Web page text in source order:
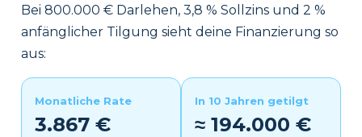
Bei 800.000 € Darlehen, 3,8 % Sollzins und 2 %
anfänglicher Tilgung sieht deine Finanzierung so
aus:
Monatliche Rate
3.867 €
In 10 Jahren getilgt
≈ 194.000 €